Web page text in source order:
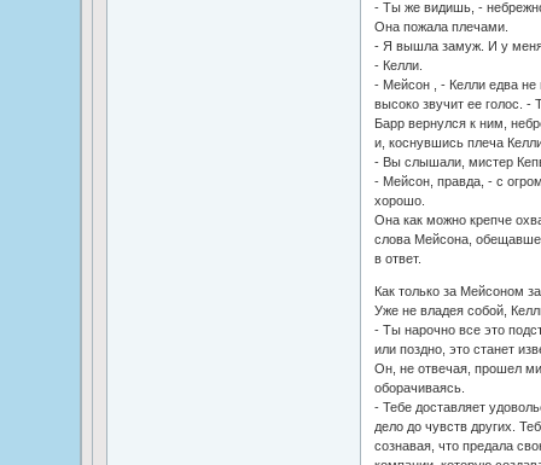
- Ты же видишь, -
Она пожала плечами.
- Я вышла замуж. И у меня
- Келли.
- Мейсон , - Келли едва
высоко звучит ее голос. -
Барр вернулся к ним,
и, коснувшись плеча
- Вы слышали, мистер
- Мейсон, правда, - с
хорошо.
Она как можно крепче
слова Мейсона,
в ответ.
Как только за Мейсоном
Уже не владея собой,
- Ты нарочно все это
или поздно, это станет
Он, не отвечая, прошел
оборачиваясь.
- Тебе доставляет
дело до чувств других.
сознавая, что предала